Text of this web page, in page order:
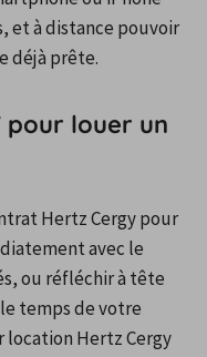
et à distance pouvoir
déjà prête.
louer un
Hertz Cergy pour
avec le
ou réfléchir à tête
temps de votre
location Hertz Cergy